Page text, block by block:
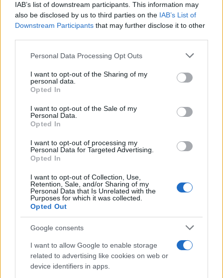
IAB’s list of downstream participants. This information may
also be disclosed by us to third parties on the IAB’s List of
Downstream Participants that may further disclose it to other
Please note that this website/app uses one or more Google
not limited to your visit or usage behaviour. You may click to
grant or deny consent to Google and its third-party tags to
use your data for below specified purposes in below Google
consent section.
Personal Data Processing Opt Outs
I want to opt-out of the Sharing of my
personal data.
Opted In
I want to opt-out of the Sale of my
Personal Data.
Opted In
I want to opt-out of processing my
Personal Data for Targeted Advertising.
Opted In
I want to opt-out of Collection, Use,
Retention, Sale, and/or Sharing of my
Personal Data that Is Unrelated with the
Purposes for which it was collected.
Opted Out
Google consents
I want to allow Google to enable storage
related to advertising like cookies on web or
device identifiers in apps.
Continua a leggere
ESG NEWS